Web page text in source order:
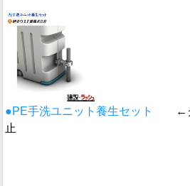
●PE手洗ユニット養生セット
←
止